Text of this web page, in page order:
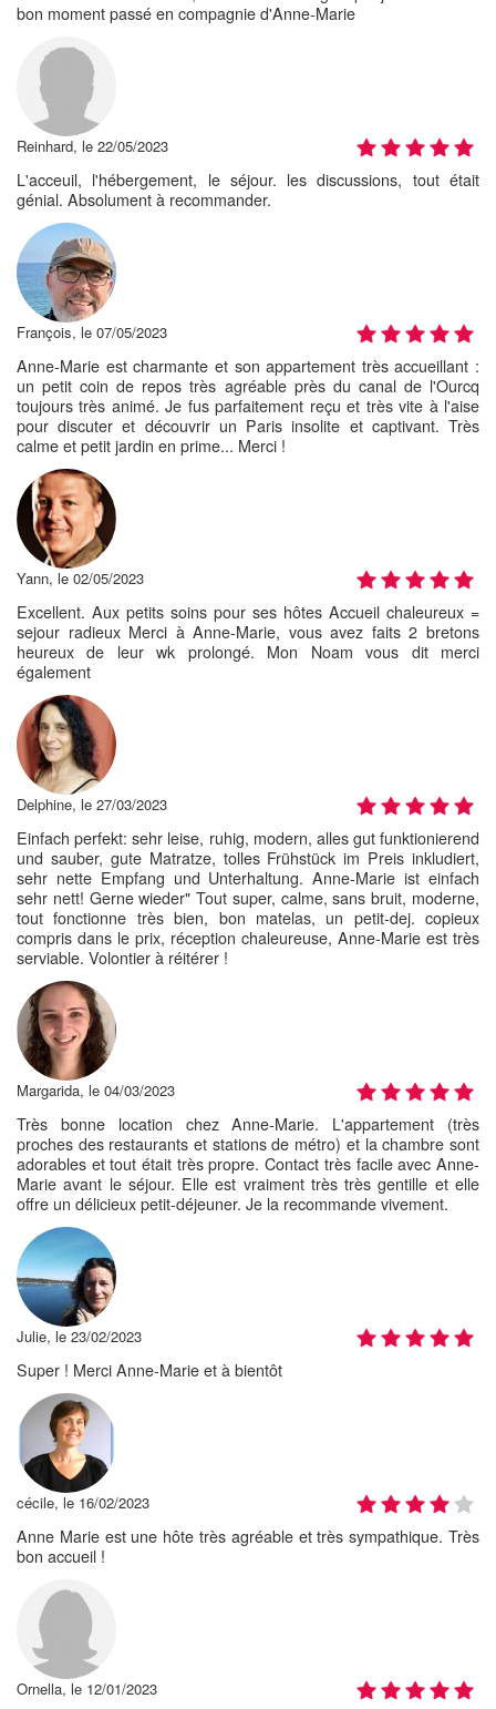
bon moment passé en compagnie d'Anne-Marie
Reinhard, le 22/05/2023
L'acceuil, l'hébergement, le séjour. les discussions, tout était
génial. Absolument à recommander.
François, le 07/05/2023
Anne-Marie est charmante et son appartement très accueillant :
un petit coin de repos très agréable près du canal de l'Ourcq
toujours très animé. Je fus parfaitement reçu et très vite à l'aise
pour discuter et découvrir un Paris insolite et captivant. Très
calme et petit jardin en prime... Merci !
Yann, le 02/05/2023
Excellent. Aux petits soins pour ses hôtes Accueil chaleureux =
sejour radieux Merci à Anne-Marie, vous avez faits 2 bretons
heureux de leur wk prolongé. Mon Noam vous dit merci
également
Delphine, le 27/03/2023
Einfach perfekt: sehr leise, ruhig, modern, alles gut funktionierend
und sauber, gute Matratze, tolles Frühstück im Preis inkludiert,
sehr nette Empfang und Unterhaltung. Anne-Marie ist einfach
sehr nett! Gerne wieder" Tout super, calme, sans bruit, moderne,
tout fonctionne très bien, bon matelas, un petit-dej. copieux
compris dans le prix, réception chaleureuse, Anne-Marie est très
serviable. Volontier à réitérer !
Margarida, le 04/03/2023
Très bonne location chez Anne-Marie. L'appartement (très
proches des restaurants et stations de métro) et la chambre sont
adorables et tout était très propre. Contact très facile avec Anne-
Marie avant le séjour. Elle est vraiment très très gentille et elle
offre un délicieux petit-déjeuner. Je la recommande vivement.
Julie, le 23/02/2023
Super ! Merci Anne-Marie et à bientôt
cécile, le 16/02/2023
Anne Marie est une hôte très agréable et très sympathique. Très
bon accueil !
Ornella, le 12/01/2023